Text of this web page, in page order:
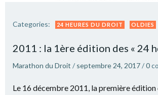
Categories: 24 HEURES DU DROIT OLDIES
2011 : la 1ère édition des « 24
Marathon du Droit / septembre 24, 2017/0
Le 16 décembre 2011, la première édition